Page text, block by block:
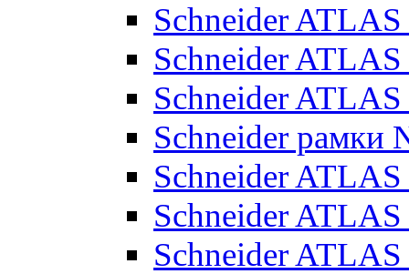
Schneider
Schneider
Schneider
Schneider рамки
Schneider
Schneider
Schneider